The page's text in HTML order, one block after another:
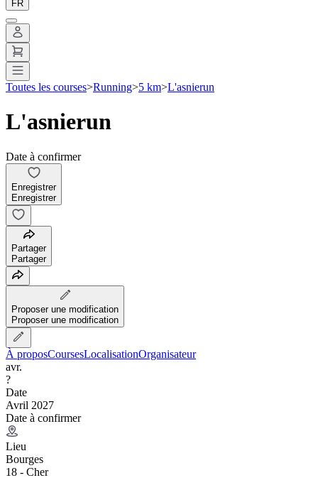
FR
Toutes les courses>Running>5 km>L'asnierun
L'asnierun
Date à confirmer
Enregistrer
Enregistrer
Partager
Partager
Proposer une modification
Proposer une modification
À proposCoursesLocalisationOrganisateur
avr.
?
Date
Avril 2027
Date à confirmer
Lieu
Bourges
18 - Cher